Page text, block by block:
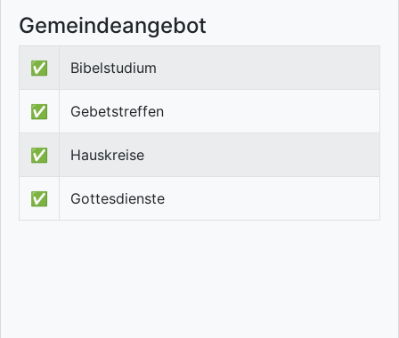
Gemeindeangebot
✅ Bibelstudium
✅ Gebetstreffen
✅ Hauskreise
✅ Gottesdienste